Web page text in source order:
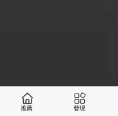
推薦 發現